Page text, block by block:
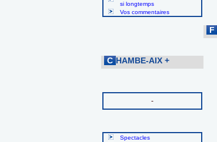
si longtemps
Vos commentaires
C HAMBE-AIX +
-
Spectacles
F